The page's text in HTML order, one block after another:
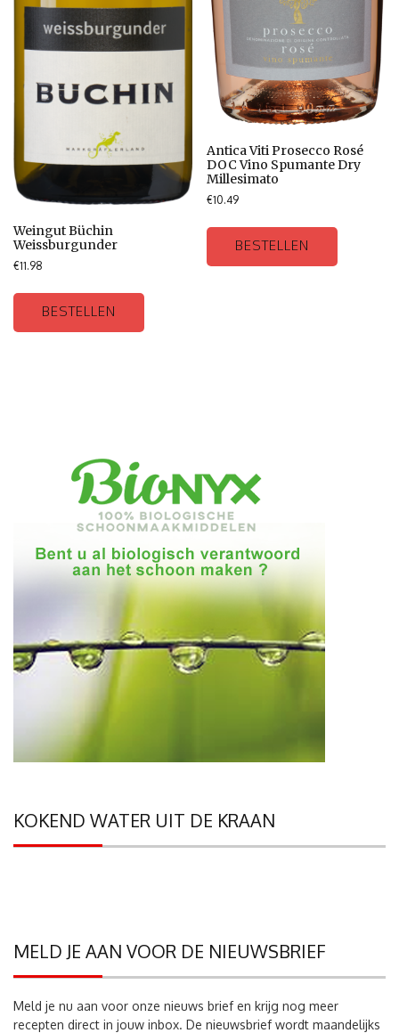
Weingut Büchin
Weissburgunder
€11.98
BESTELLEN
Antica Viti Prosecco Rosé
DOC Vino Spumante Dry
Millesimato
€10.49
BESTELLEN
KOKEND WATER UIT DE KRAAN
MELD JE AAN VOOR DE NIEUWSBRIEF
Meld je nu aan voor onze nieuws brief en krijg nog meer
recepten direct in jouw inbox. De nieuwsbrief wordt maandelijks